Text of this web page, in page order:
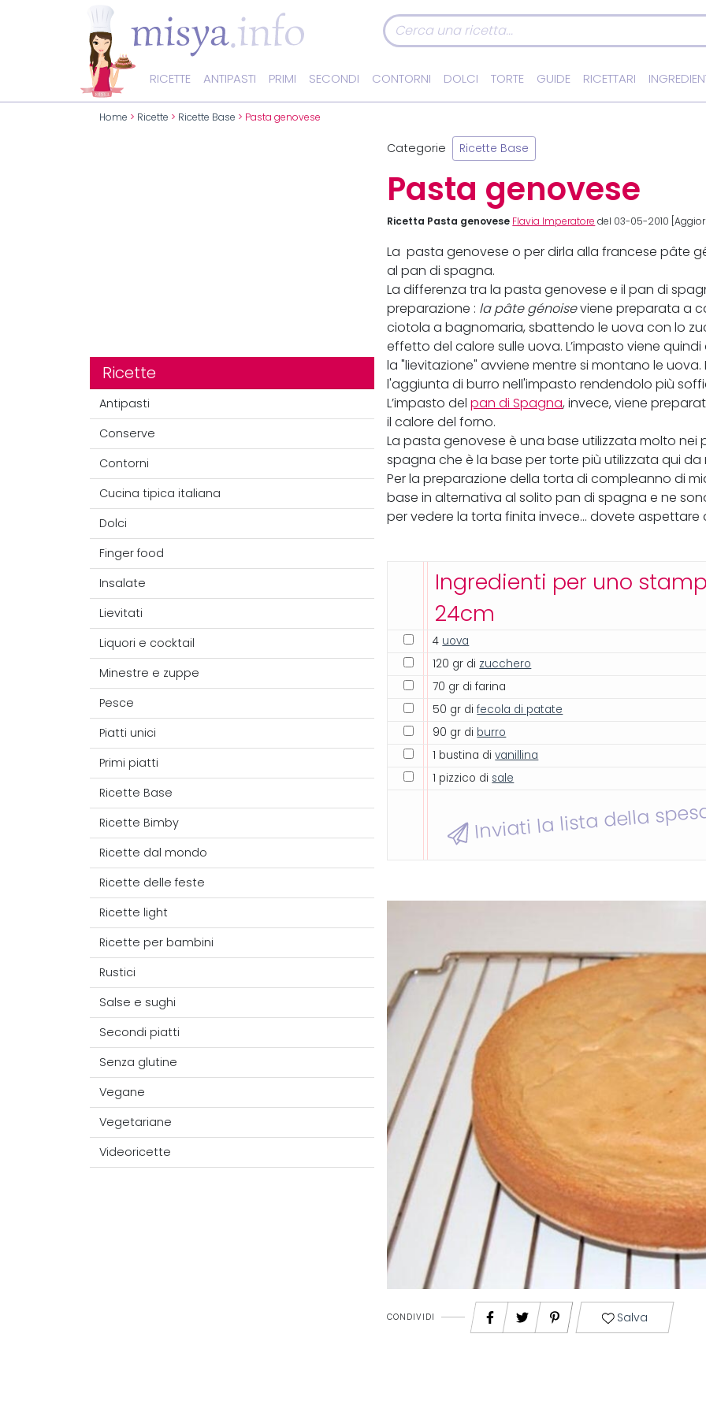
RICETTE ANTIPASTI PRIMI SECONDI CONTORNI DOLCI TORTE GUIDE RICETTARI
Home > Ricette > Ricette Base > Pasta genovese
Ricette
Antipasti
Conserve
Contorni
Cucina tipica italiana
Dolci
Finger food
Insalate
Lievitati
Liquori e cocktail
Minestre e zuppe
Pesce
Piatti unici
Primi piatti
Ricette Base
Ricette Bimby
Ricette dal mondo
Ricette delle feste
Ricette light
Ricette per bambini
Rustici
Salse e sughi
Secondi piatti
Senza glutine
Vegane
Vegetariane
Videoricette
Categorie Ricette Base
Pasta genovese
Ricetta Pasta genovese Flavia Imperatore del 03-05-2010
La pasta genovese o per dirla alla francese pâte
al pan di spagna.
La differenza tra la pasta genovese e il pan di
preparazione : la pâte génoiseviene preparata a
ciotola a bagnomaria, sbattendo le uova con lo
effetto del calore sulle uova. L’impasto viene
la "lievitazione" avviene mentre si montano le
l'aggiunta di burro nell'impasto rendendolo più
L’impasto delpan di Spagna, invece, viene
il calore del forno.
La pasta genovese è una base utilizzata molto
spagna che è la base per torte più utilizzata qui da
Per la preparazione della torta di compleanno di
base in alternativa al solito pan di spagna e ne
per vedere la torta finita invece... dovete aspettare
Ingredienti per uno
24cm
4 uova
120 gr di zucchero
70 gr di farina
50 gr difecola di patate
90 gr di burro
1 bustina divanillina
1 pizzico di sale
Inviati la lista della
CONDIVIDI Salva